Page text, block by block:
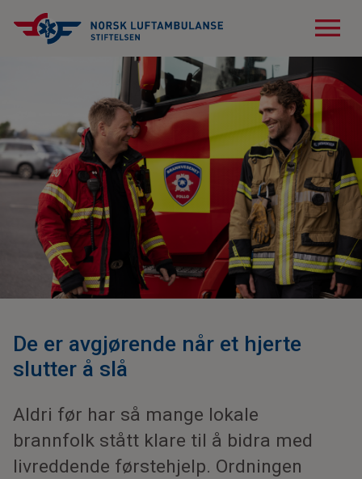
menu
De er avgjørende når et hjerte
slutter å slå
Aldri før har så mange lokale
brannfolk stått klare til å bidra med
livreddende førstehjelp. Ordningen